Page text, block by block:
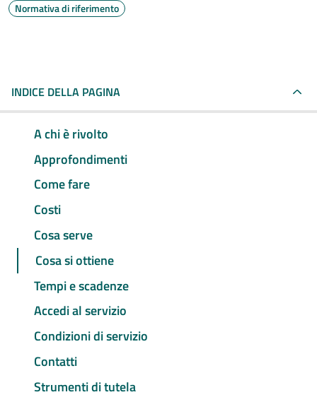
Normativa di riferimento
INDICE DELLA PAGINA
A chi è rivolto
Approfondimenti
Come fare
Costi
Cosa serve
Cosa si ottiene
Tempi e scadenze
Accedi al servizio
Condizioni di servizio
Contatti
Strumenti di tutela